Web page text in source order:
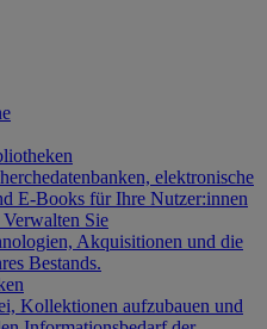
elektronische
E-Books für Ihre Nutzer:innen
Sie
Akquisitionen und die
Bestands.
Kollektionen aufzubauen und